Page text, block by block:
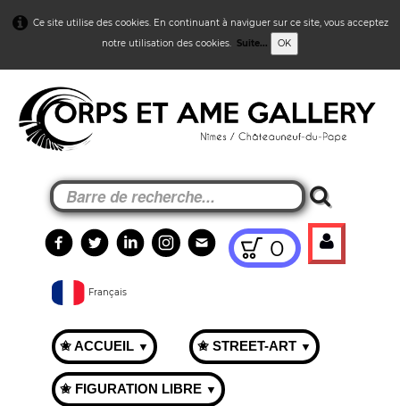
Ce site utilise des cookies. En continuant à naviguer sur ce site, vous acceptez
notre utilisation des cookies. Suite... OK
0
Français
✬ ACCUEIL ▼ ✬ STREET-ART ▼
✬ FIGURATION LIBRE ▼